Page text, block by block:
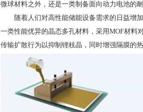
微球材料之外，还是一类制备面向动力电池的
随着人们对高性能储能设备需求的日益增加
一类性能优异的晶态多孔材料，采用MOF材料
传输扩散行为以抑制锂枝晶，同时增强隔膜的